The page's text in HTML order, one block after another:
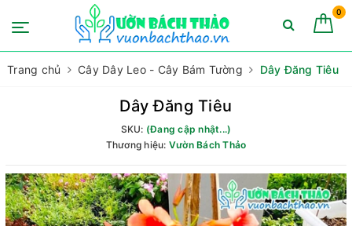
0
Trang chủ Cây Dây Leo - Cây Bám Tường Dây Đăng Tiêu
Dây Đăng Tiêu
SKU: (Đang cập nhật...)
Thương hiệu: Vườn Bách Thảo